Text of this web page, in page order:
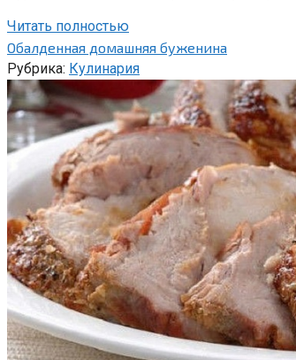
Читать полностью
Обалденная домашняя буженина
Рубрика: Кулинария